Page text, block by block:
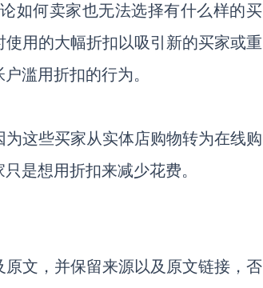
如何卖家也无法选择有什么样的买
用的大幅折扣以吸引新的买家或重
滥用折扣的行为。
这些买家从实体店购物转为在线购
是想用折扣来减少花费。
文，并保留来源以及原文链接，否